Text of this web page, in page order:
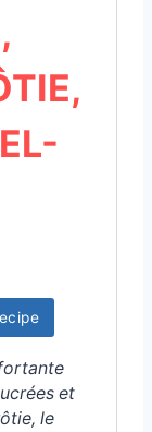
et
le